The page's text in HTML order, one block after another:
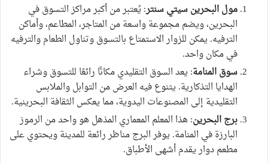
مول البحرين سيتي سنتر: يُعتبر من أكبر مراكز التسوق في
البحرين، ويضم مجموعة واسعة من المتاجر، المطاعم، وأماكن
الترفيه. يمكن للزوار الاستمتاع بالتسوق وتناول الطعام والترفيه
في مكان واحد.
سوق المنامة: يعد السوق التقليدي مكانًا رائعًا للتسوق وشراء
الهدايا التذكارية. يتنوع فيه العرض من التوابل والملابس
التقليدية إلى المصنوعات اليدوية، مما يعكس الثقافة البحرينية.
برج البحرين: هذا المعلم المعماري المذهل هو واحد من الرموز
البارزة في المنامة. يوفر البرج مناظر رائعة للمدينة ويحتوي على
مطعم دوار يقدم أشهى الأطباق.